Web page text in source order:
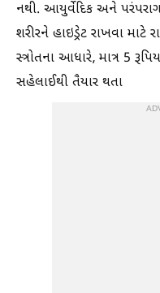
નથી. આયુર્વેદિક અને
શરીરને હાઇડ્રેટ રાખવા
સ્ત્રોતના આધારે, માત્ર 5
સહેલાઈથી તૈયાર થતા